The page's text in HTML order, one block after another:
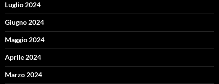
Luglio 2024
Giugno 2024
Maggio 2024
Aprile 2024
Marzo 2024